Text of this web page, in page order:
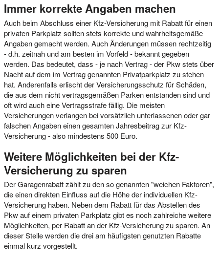
Immer korrekte Angaben machen
Auch beim Abschluss einer Kfz-Versicherung mit Rabatt für einen
privaten Parkplatz sollten stets korrekte und wahrheitsgemäße
Angaben gemacht werden. Auch Änderungen müssen rechtzeitig
- d.h. zeitnah und am besten im Vorfeld - bekannt gegeben
werden. Das bedeutet, dass - je nach Vertrag - der Pkw stets über
Nacht auf dem im Vertrag genannten Privatparkplatz zu stehen
hat. Anderenfalls erlischt der Versicherungsschutz für Schäden,
die aus dem nicht vertragsgemäßen Parken entstanden sind und
oft wird auch eine Vertragsstrafe fällig. Die meisten
Versicherungen verlangen bei vorsätzlich unterlassenen oder gar
falschen Angaben einen gesamten Jahresbeitrag zur Kfz-
Versicherung - also mindestens 500 Euro.
Weitere Möglichkeiten bei der Kfz-
Versicherung zu sparen
Der Garagenrabatt zählt zu den so genannten "weichen Faktoren",
die einen direkten Einfluss auf die Höhe der individuellen Kfz-
Versicherung haben. Neben dem Rabatt für das Abstellen des
Pkw auf einem privaten Parkplatz gibt es noch zahlreiche weitere
Möglichkeiten, per Rabatt an der Kfz-Versicherung zu sparen. An
dieser Stelle werden die drei am häufigsten genutzten Rabatte
einmal kurz vorgestellt.